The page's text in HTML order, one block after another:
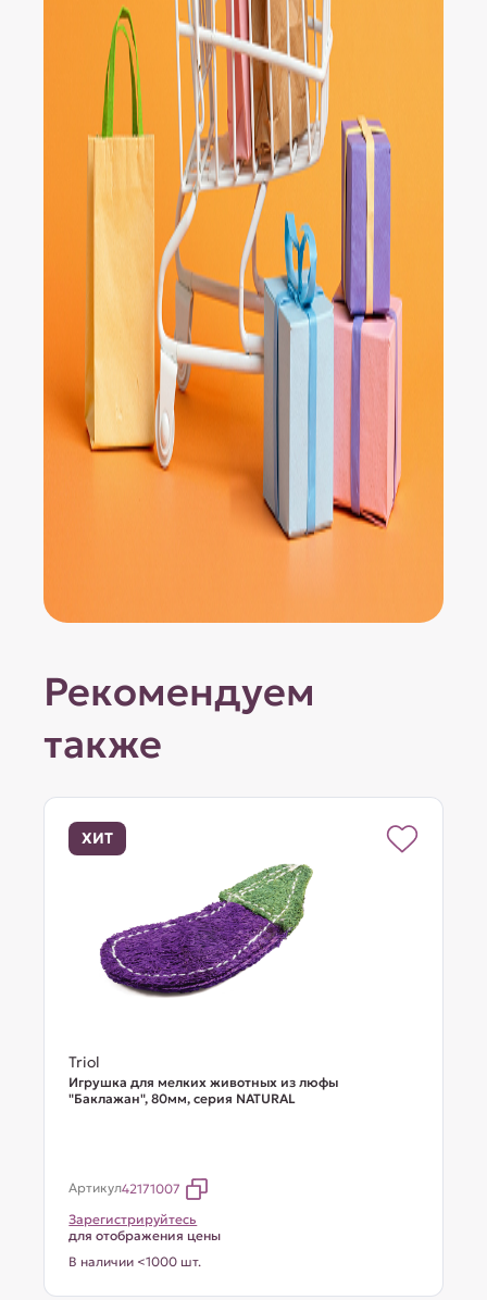
Рекомендуем
также
ХИТ
Triol
Игрушка для мелких животных из люфы
"Баклажан", 80мм, серия NATURAL
Артикул42171007
Зарегистрируйтесь
для отображения цены
В наличии <1000 шт.